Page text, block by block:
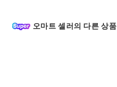
오마트 셀러의 다른 상품